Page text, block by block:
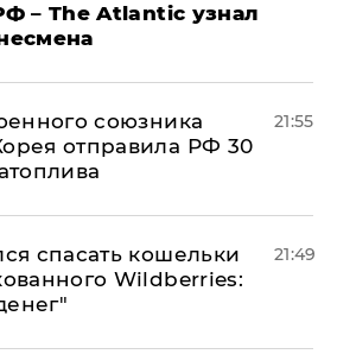
– The Atlantic узнал
союзника
отправила РФ 30
21:55
спасать кошельки
Wildberries:
21:49